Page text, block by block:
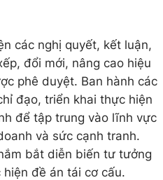
các nghị quyết, kết luận,
đổi mới, nâng cao hiệu
phê duyệt. Ban hành các
đạo, triển khai thực hiện
để tập trung vào lĩnh vực
và sức cạnh tranh.
bắt diễn biến tư tưởng
đề án tái cơ cấu.